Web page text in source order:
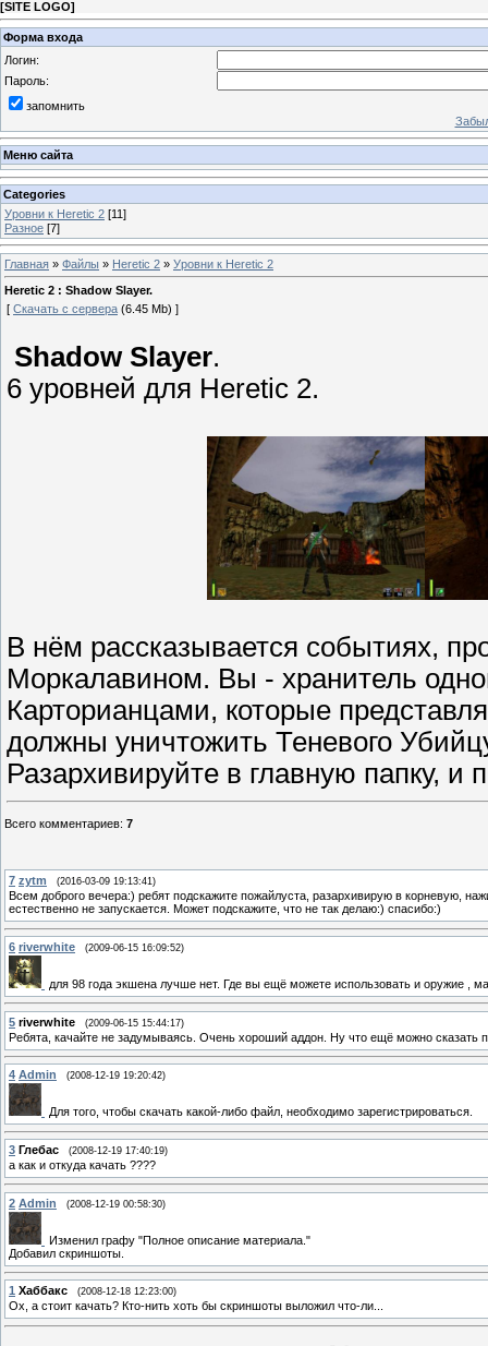
[SITE LOGO]
Форма входа
Логин:
Пароль:
запомнить
Меню сайта
Categories
Уровни к Heretic 2 [11]
Разное [7]
Главная » Файлы » Heretic 2 » Уровни к Heretic 2
Heretic 2 : Shadow Slayer.
[ Скачать с сервера (6.45 Mb) ]
Shadow Slayer.
6 уровней для Heretic 2.
В нём рассказывается событиях,
Моркалавином. Вы - хранитель
Карторианцами, которые
должны уничтожить Теневого
Разархивируйте в главную папку,
Всего комментариев: 7
7 zytm (2016-03-09 19:13:41)
Всем доброго вечера:) ребят подскажите пожайлуста, разархивирую в корневую,
естественно не запускается. Может подскажите, что не так делаю:) спасибо:)
6 riverwhite (2009-06-15 16:09:52)
для 98 года экшена лучше нет. Где вы ещё можете использовать и оружие ,
5 riverwhite (2009-06-15 15:44:17)
Ребята, качайте не задумываясь. Очень хороший аддон. Ну что ещё можно сказать
4 Admin (2008-12-19 19:20:42)
Для того, чтобы скачать какой-либо файл, необходимо зарегистрироваться.
3 Глебас (2008-12-19 17:40:19)
а как и откуда качать ????
2 Admin (2008-12-19 00:58:30)
Изменил графу "Полное описание материала."
Добавил скриншоты.
1 Хаббакс (2008-12-18 12:23:00)
Ох, а стоит качать? Кто-нить хоть бы скриншоты выложил что-ли...